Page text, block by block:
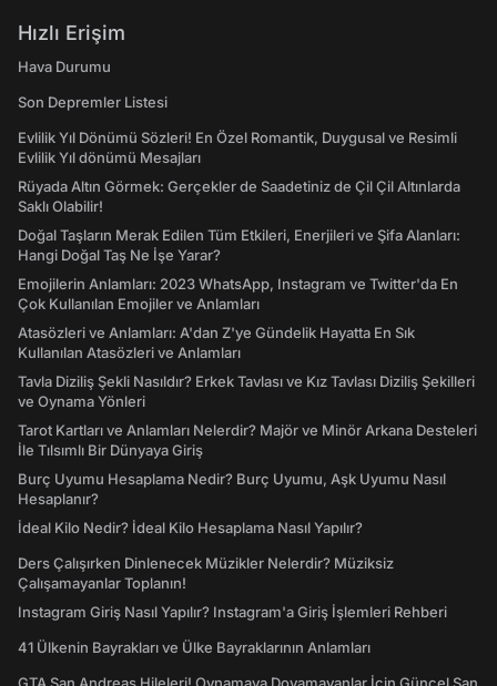
Hızlı Erişim
Hava Durumu
Son Depremler Listesi
Evlilik Yıl Dönümü Sözleri! En Özel Romantik, Duygusal ve Resimli
Evlilik Yıl dönümü Mesajları
Rüyada Altın Görmek: Gerçekler de Saadetiniz de Çil Çil Altınlarda
Saklı Olabilir!
Doğal Taşların Merak Edilen Tüm Etkileri, Enerjileri ve Şifa Alanları:
Hangi Doğal Taş Ne İşe Yarar?
Emojilerin Anlamları: 2023 WhatsApp, Instagram ve Twitter'da En
Çok Kullanılan Emojiler ve Anlamları
Atasözleri ve Anlamları: A'dan Z'ye Gündelik Hayatta En Sık
Kullanılan Atasözleri ve Anlamları
Tavla Diziliş Şekli Nasıldır? Erkek Tavlası ve Kız Tavlası Diziliş Şekilleri
ve Oynama Yönleri
Tarot Kartları ve Anlamları Nelerdir? Majör ve Minör Arkana Desteleri
İle Tılsımlı Bir Dünyaya Giriş
Burç Uyumu Hesaplama Nedir? Burç Uyumu, Aşk Uyumu Nasıl
Hesaplanır?
İdeal Kilo Nedir? İdeal Kilo Hesaplama Nasıl Yapılır?
Ders Çalışırken Dinlenecek Müzikler Nelerdir? Müziksiz
Çalışamayanlar Toplanın!
Instagram Giriş Nasıl Yapılır? Instagram'a Giriş İşlemleri Rehberi
41 Ülkenin Bayrakları ve Ülke Bayraklarının Anlamları